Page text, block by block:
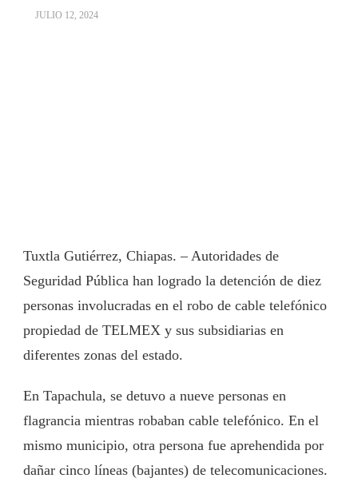
JULIO 12, 2024
Tuxtla Gutiérrez, Chiapas. – Autoridades de
Seguridad Pública han logrado la detención de diez
personas involucradas en el robo de cable telefónico
propiedad de TELMEX y sus subsidiarias en
diferentes zonas del estado.
En Tapachula, se detuvo a nueve personas en
flagrancia mientras robaban cable telefónico. En el
mismo municipio, otra persona fue aprehendida por
dañar cinco líneas (bajantes) de telecomunicaciones.